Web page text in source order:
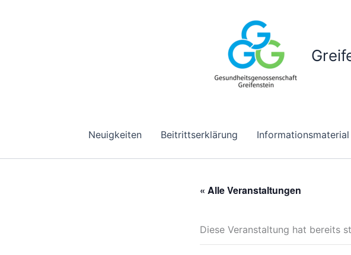
Neuigkeiten Beitrittserklärung
« Alle Veranstaltungen
Diese Veranstaltung hat bereits